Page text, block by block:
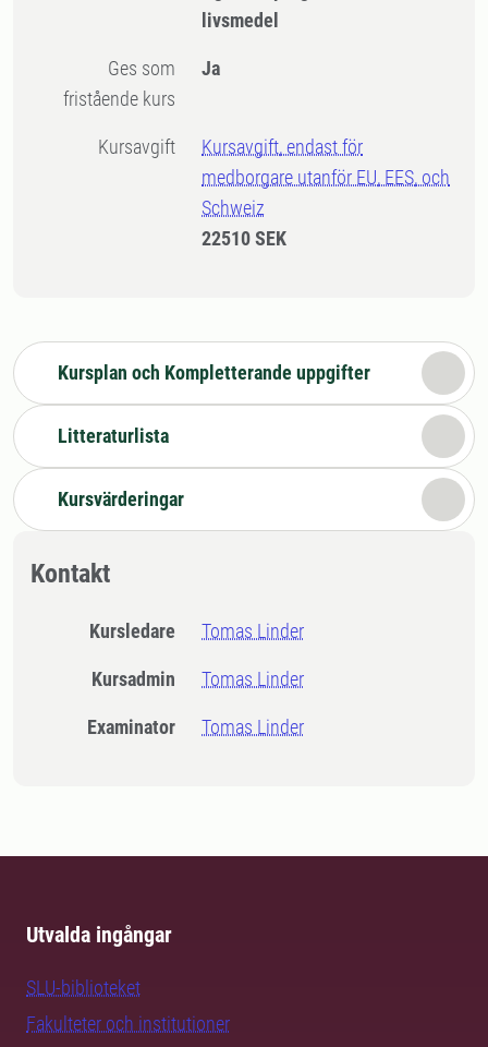
livsmedel
Ges som
fristående kurs
Ja
Kursavgift
Kursavgift, endast för
medborgare utanför EU, EES, och
Schweiz
22510 SEK
Kursplan och Kompletterande uppgifter
Litteraturlista
Kursvärderingar
Kontakt
Kursledare Tomas Linder
Kursadmin Tomas Linder
Examinator Tomas Linder
Utvalda ingångar
SLU-biblioteket
Fakulteter och institutioner